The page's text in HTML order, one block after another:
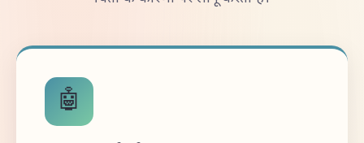
🤖